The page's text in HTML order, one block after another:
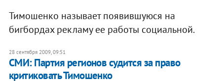
Тимошенко называет появившуюся на
бигбордах рекламу ее работы социальной.
28 сентября 2009, 09:51
СМИ: Партия регионов судится за право
критиковать Тимошенко